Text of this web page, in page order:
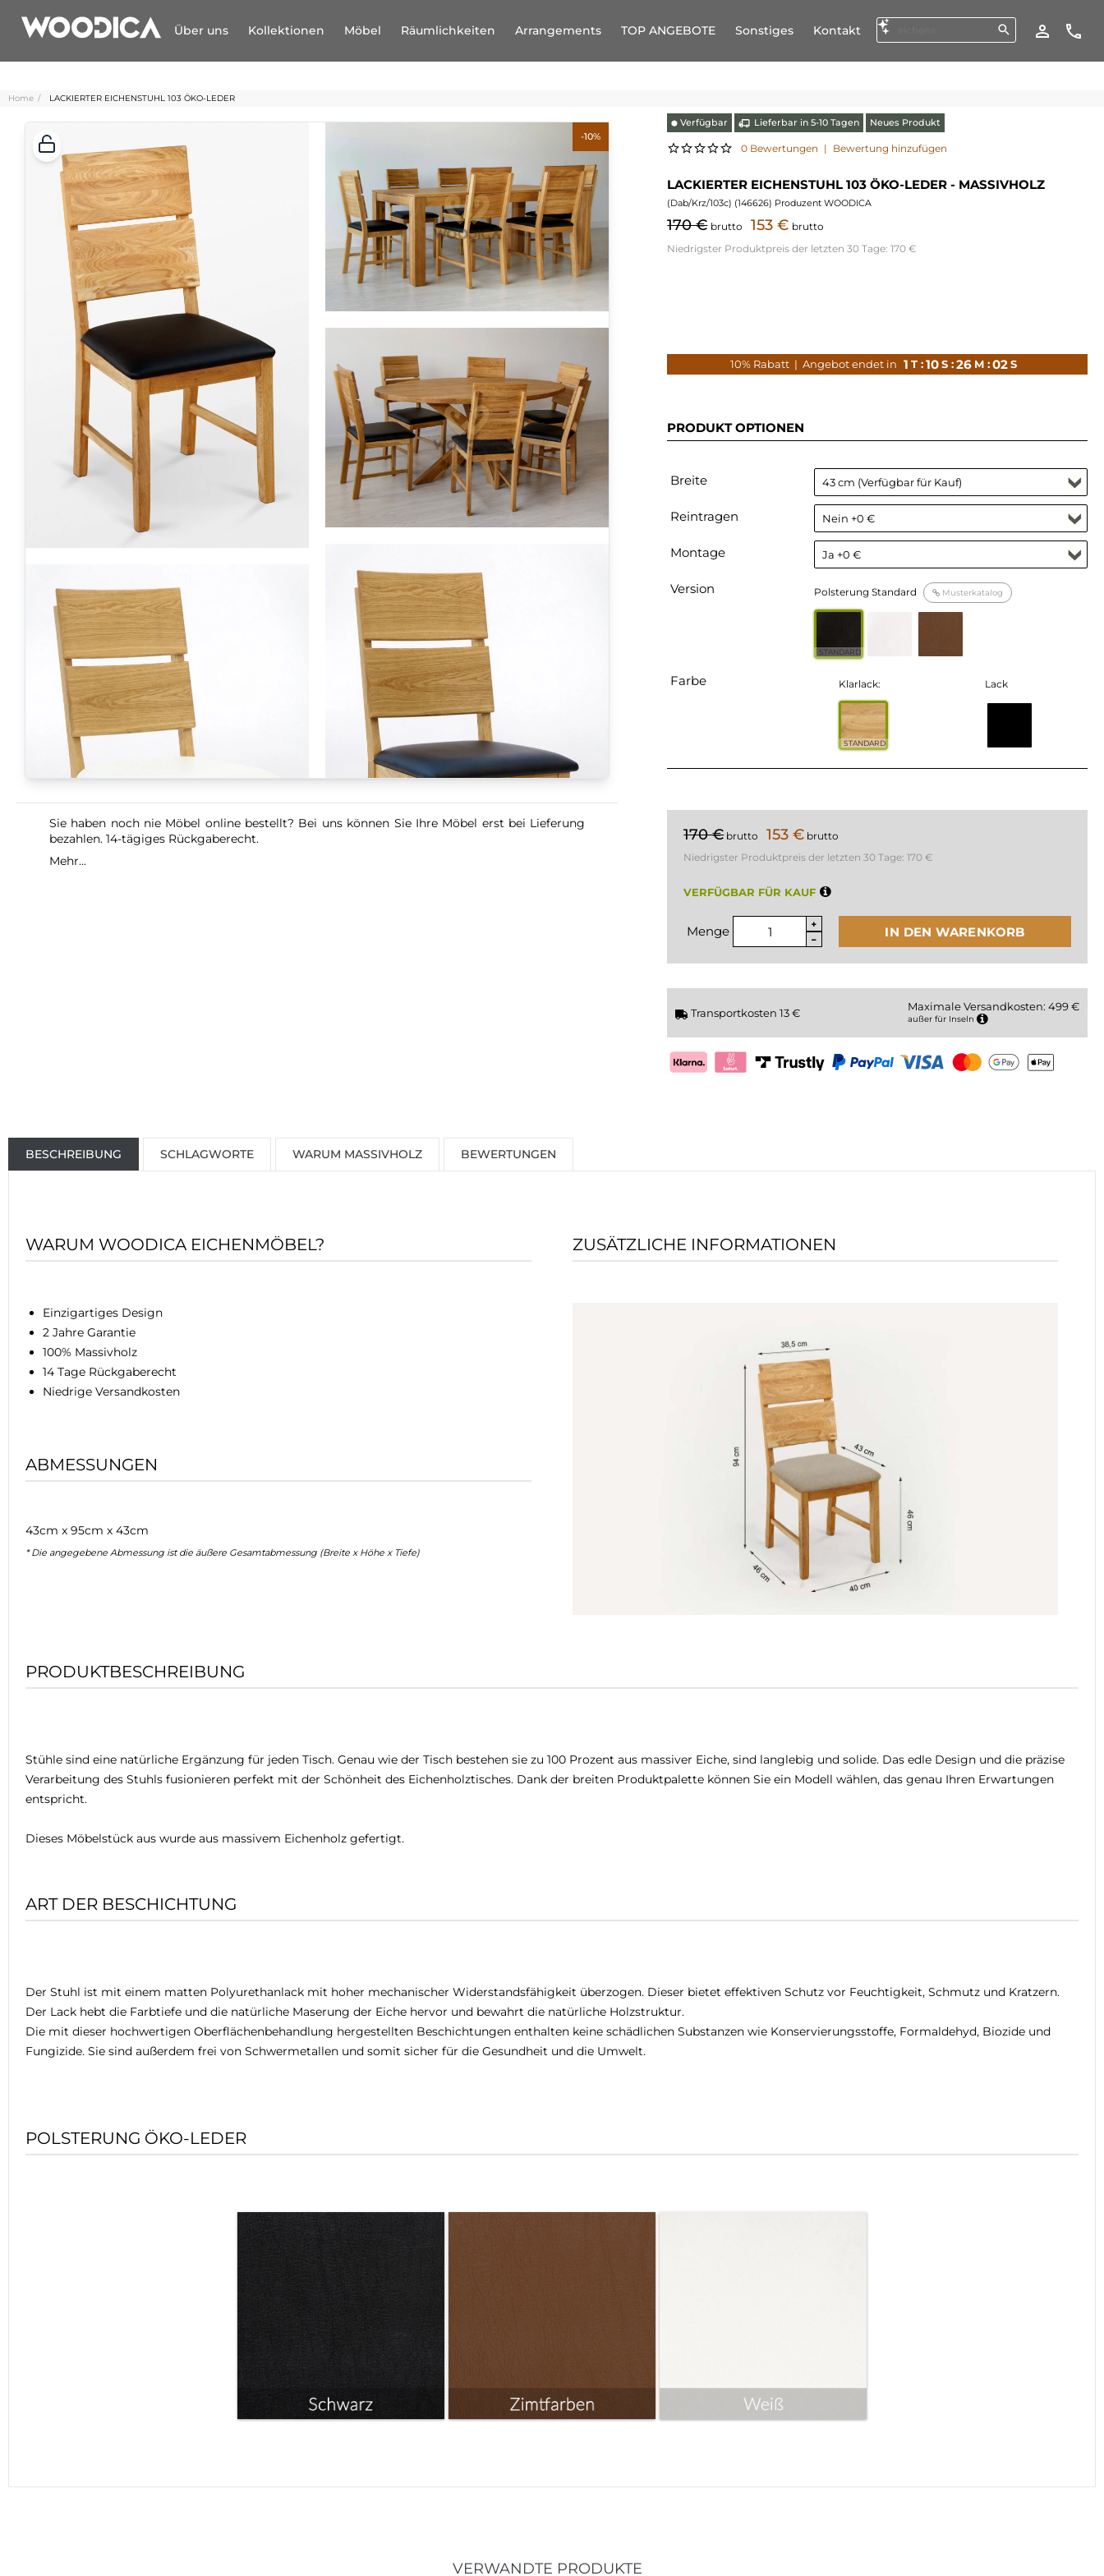
Über uns Kollektionen Möbel Räumlichkeiten Arrangements TOP ANGEBOTE Sonstiges Kontakt
Home LACKIERTER EICHENSTUHL 103 ÖKO-LEDER
-10%
Sie haben noch nie Möbel online bestellt? Bei uns können Sie Ihre Möbel erst bei Lieferung
bezahlen. 14-tägiges Rückgaberecht.
Mehr...
⬤ Verfügbar Lieferbar in 5-10 Tagen Neues Produkt
0 Bewertungen | Bewertung hinzufügen
LACKIERTER EICHENSTUHL 103 ÖKO-LEDER - MASSIVHOLZ
(Dab/Krz/103c) (146626) Produzent WOODICA
170 € brutto 153 € brutto
Niedrigster Produktpreis der letzten 30 Tage:170 €
10% Rabatt | Angebot endet in 1 T :10S :26 M :00 S
PRODUKT OPTIONEN
Breite
Reintragen
Montage
Version Polsterung Standard Musterkatalog
STANDARD
Farbe Klarlack:
STANDARD
Lack
170 € brutto 153 € brutto
Niedrigster Produktpreis der letzten 30 Tage:170 €
VERFÜGBAR FÜR KAUF
Menge IN DEN WARENKORB
Transportkosten13€ Maximale Versandkosten: 499 €
außer für Inseln
BESCHREIBUNG SCHLAGWORTE WARUM MASSIVHOLZ BEWERTUNGEN
WARUM WOODICA EICHENMÖBEL?
Einzigartiges Design
2 Jahre Garantie
100% Massivholz
14 Tage Rückgaberecht
Niedrige Versandkosten
ABMESSUNGEN
43cm x 95cm x 43cm
* Die angegebene Abmessung ist die äußere Gesamtabmessung (Breite x Höhe x Tiefe)
ZUSÄTZLICHE INFORMATIONEN
PRODUKTBESCHREIBUNG
Stühle sind eine natürliche Ergänzung für jeden Tisch. Genau wie der Tisch bestehen sie zu 100 Prozent aus massiver Eiche, sind langlebig und solide. Das edle Design und die präzise
Verarbeitung des Stuhls fusionieren perfekt mit der Schönheit des Eichenholztisches. Dank der breiten Produktpalette können Sie ein Modell wählen, das genau Ihren Erwartungen
entspricht.
Dieses Möbelstück aus wurde aus massivem Eichenholz gefertigt.
ART DER BESCHICHTUNG
Der Stuhl ist mit einem matten Polyurethanlack mit hoher mechanischer Widerstandsfähigkeit überzogen. Dieser bietet effektiven Schutz vor Feuchtigkeit, Schmutz und Kratzern.
Der Lack hebt die Farbtiefe und die natürliche Maserung der Eiche hervor und bewahrt die natürliche Holzstruktur.
Die mit dieser hochwertigen Oberflächenbehandlung hergestellten Beschichtungen enthalten keine schädlichen Substanzen wie Konservierungsstoffe, Formaldehyd, Biozide und
Fungizide. Sie sind außerdem frei von Schwermetallen und somit sicher für die Gesundheit und die Umwelt.
POLSTERUNG ÖKO-LEDER
VERWANDTE PRODUKTE